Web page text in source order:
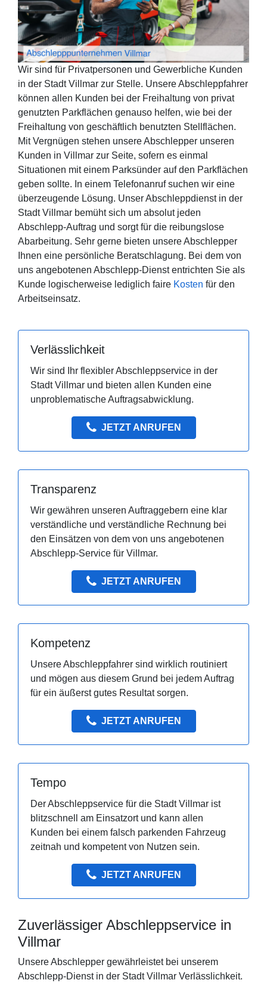
Wir sind für Privatpersonen und Gewerbliche Kunden
in der Stadt Villmar zur Stelle. Unsere Abschleppfahrer
können allen Kunden bei der Freihaltung von privat
genutzten Parkflächen genauso helfen, wie bei der
Freihaltung von geschäftlich benutzten Stellflächen.
Mit Vergnügen stehen unsere Abschlepper unseren
Kunden in Villmar zur Seite, sofern es einmal
Situationen mit einem Parksünder auf den Parkflächen
geben sollte. In einem Telefonanruf suchen wir eine
überzeugende Lösung. Unser Abschleppdienst in der
Stadt Villmar bemüht sich um absolut jeden
Abschlepp-Auftrag und sorgt für die reibungslose
Abarbeitung. Sehr gerne bieten unsere Abschlepper
Ihnen eine persönliche Beratschlagung. Bei dem von
uns angebotenen Abschlepp-Dienst entrichten Sie als
Kunde logischerweise lediglich faire Kosten für den
Arbeitseinsatz.
Verlässlichkeit
Wir sind Ihr flexibler Abschleppservice in der
Stadt Villmar und bieten allen Kunden eine
unproblematische Auftragsabwicklung.
JETZT ANRUFEN
Transparenz
Wir gewähren unseren Auftraggebern eine klar
verständliche und verständliche Rechnung bei
den Einsätzen von dem von uns angebotenen
Abschlepp-Service für Villmar.
JETZT ANRUFEN
Kompetenz
Unsere Abschleppfahrer sind wirklich routiniert
und mögen aus diesem Grund bei jedem Auftrag
für ein äußerst gutes Resultat sorgen.
JETZT ANRUFEN
Tempo
Der Abschleppservice für die Stadt Villmar ist
blitzschnell am Einsatzort und kann allen
Kunden bei einem falsch parkenden Fahrzeug
zeitnah und kompetent von Nutzen sein.
JETZT ANRUFEN
Zuverlässiger Abschleppservice in
Villmar
Unsere Abschlepper gewährleistet bei unserem
Abschlepp-Dienst in der Stadt Villmar Verlässlichkeit.